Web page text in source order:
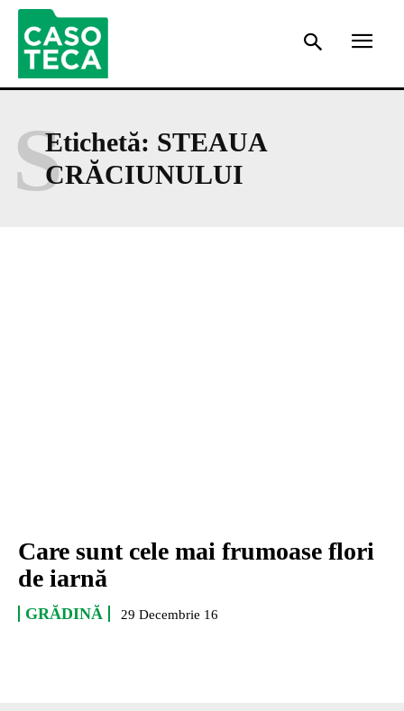
Etichetă: STEAUA
CRĂCIUNULUI
S
Care sunt cele mai frumoase flori
de iarnă
GRĂDINĂ 29 Decembrie 16